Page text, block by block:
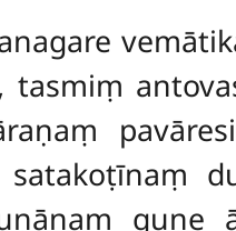
tasmiṃ
guṇe